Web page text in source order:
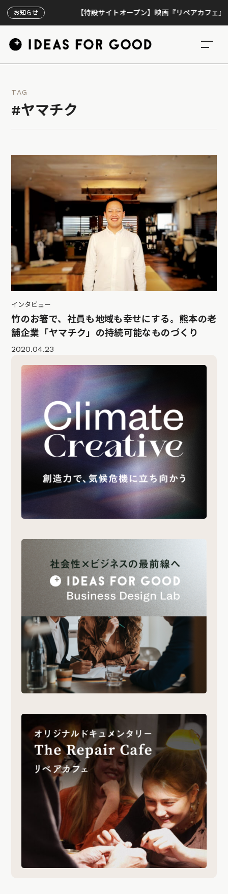
お知らせ 【特設サイトオープン】映画『リペアカフェ』、上
TAG
#ヤマチク
インタビュー
竹のお箸で、社員も地域も幸せにする。熊本の老
舗企業「ヤマチク」の持続可能なものづくり
2020.04.23